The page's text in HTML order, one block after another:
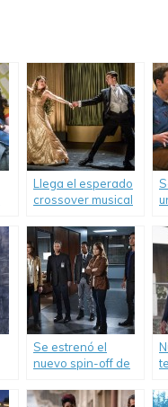
Llega el esperado
crossover musical
«The Flash».
Se estrenó el
nuevo spin-off de